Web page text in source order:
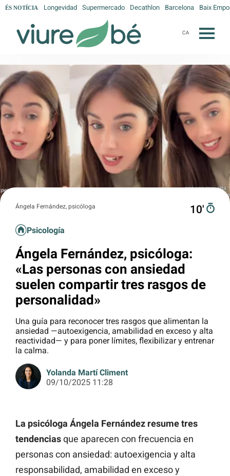
ÉS NOTÍCIA Longevidad Supermercado Decathlon Barcelona Baix
CA
Ángela Fernández, psicóloga 10′
Psicología
Ángela Fernández, psicóloga:
«Las personas con ansiedad
suelen compartir tres rasgos de
personalidad»
Una guía para reconocer tres rasgos que alimentan la
ansiedad —autoexigencia, amabilidad en exceso y alta
reactividad— y para poner límites, flexibilizar y entrenar
la calma.
Yolanda Martí Climent
09/10/2025 11:28
La psicóloga Ángela Fernández resume tres
tendenciasque aparecen con frecuencia en
personas con ansiedad: autoexigencia y alta
responsabilidad, amabilidad en exceso y